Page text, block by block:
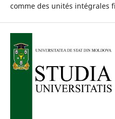
comme des unités intégrales